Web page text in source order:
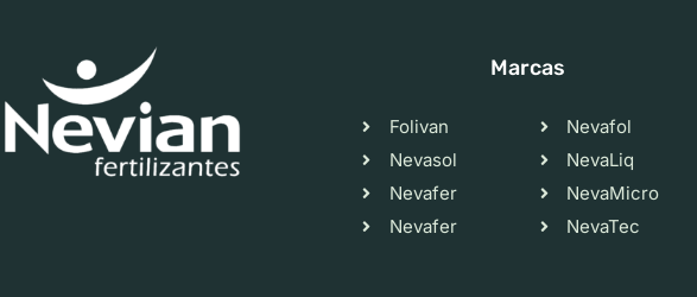
Marcas
Folivan
Nevasol
Nevafer
Nevafer
Nevafol
NevaLiq
NevaMicro
NevaTec